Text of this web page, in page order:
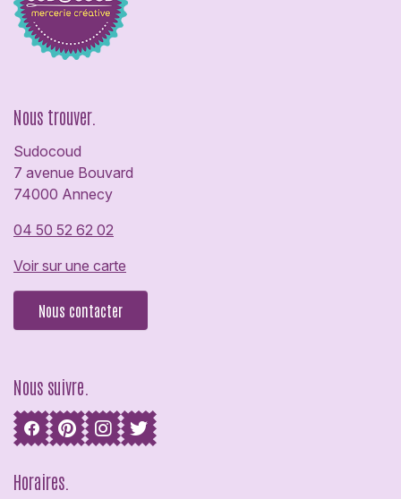
Nous trouver.
Sudocoud
7 avenue Bouvard
74000 Annecy
04 50 52 62 02
Voir sur une carte
Nous contacter
Nous suivre.
Horaires.